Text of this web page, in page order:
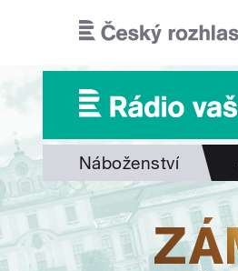
Náboženství